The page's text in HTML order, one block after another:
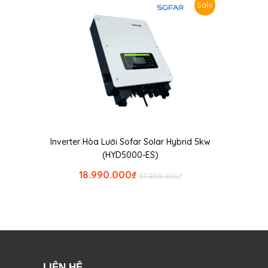
Sale
Inverter Hòa Lưới Sofar Solar Hybrid 5kw
(HYD5000-ES)
₫
37.830.000
₫
18.990.000